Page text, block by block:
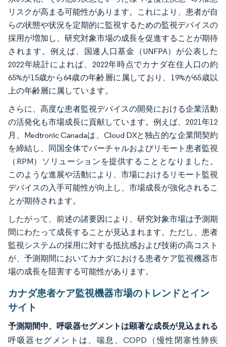
リスクが高まる可能性があります。これにより、患者が自
らの状態や状況を定期的に監視するための監視デバイスの
採用が増加し、研究対象市場の成長を促進することが期待
されます。例えば、国連人口基金（UNFPA）が公表した
2022年統計によれば、2022年時点でカナダ在住人口の約
65%が15歳から64歳の年齢層に属しており、19%が65歳以
上の年齢層に属しています。
さらに、高度な患者監視デバイスの開発における企業活動
の活発化も市場成長に貢献しています。例えば、2021年12
月、Medtronic Canadaは、Cloud DXと独占的な企業間契約
を締結し、同国全体でバーチャルおよびリモート患者監視
（RPM）ソリューションを提供することとなりました。
このような進展や活動により、市場におけるリモート監視
デバイスの入手可能性が向上し、市場成長が強化されるこ
とが期待されます。
したがって、前述の諸要因により、研究対象市場は予測期
間にわたって成長することが見込まれます。ただし、患者
監視システムの採用に対する抵抗感および技術の高コスト
が、予測期間においてカナダにおける患者ケア監視機器市
場の成長を阻害する可能性があります。
カナダ患者ケア監視機器市場のトレンドとイン
サイト
予測期間中、呼吸器セグメントは顕著な成長が見込まれる
呼吸器セグメントは、喘息、COPD（慢性閉塞性肺疾